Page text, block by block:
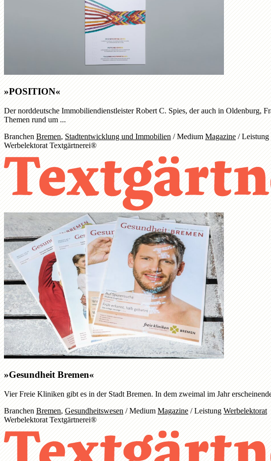
»POSITION«
Der norddeutsche Immobiliendienstleister Robert C. Spies, der auch in Oldenburg,
Themen rund um ...
BranchenBremen,Stadtentwicklung und Immobilien/MediumMagazine/Leistung
Werbelektorat Textgärtnerei®
»Gesundheit Bremen«
Vier Freie Kliniken gibt es in der Stadt Bremen. In dem zweimal im Jahr
BranchenBremen,Gesundheitswesen/MediumMagazine/LeistungWerbelektorat
Werbelektorat Textgärtnerei®